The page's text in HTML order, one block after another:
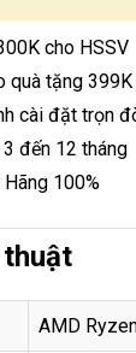
cho HSSV
quà tặng 399K
cài đặt trọn
đến 12 tháng
100%
AMD